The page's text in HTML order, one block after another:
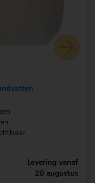
Levering vanaf
20 augustus